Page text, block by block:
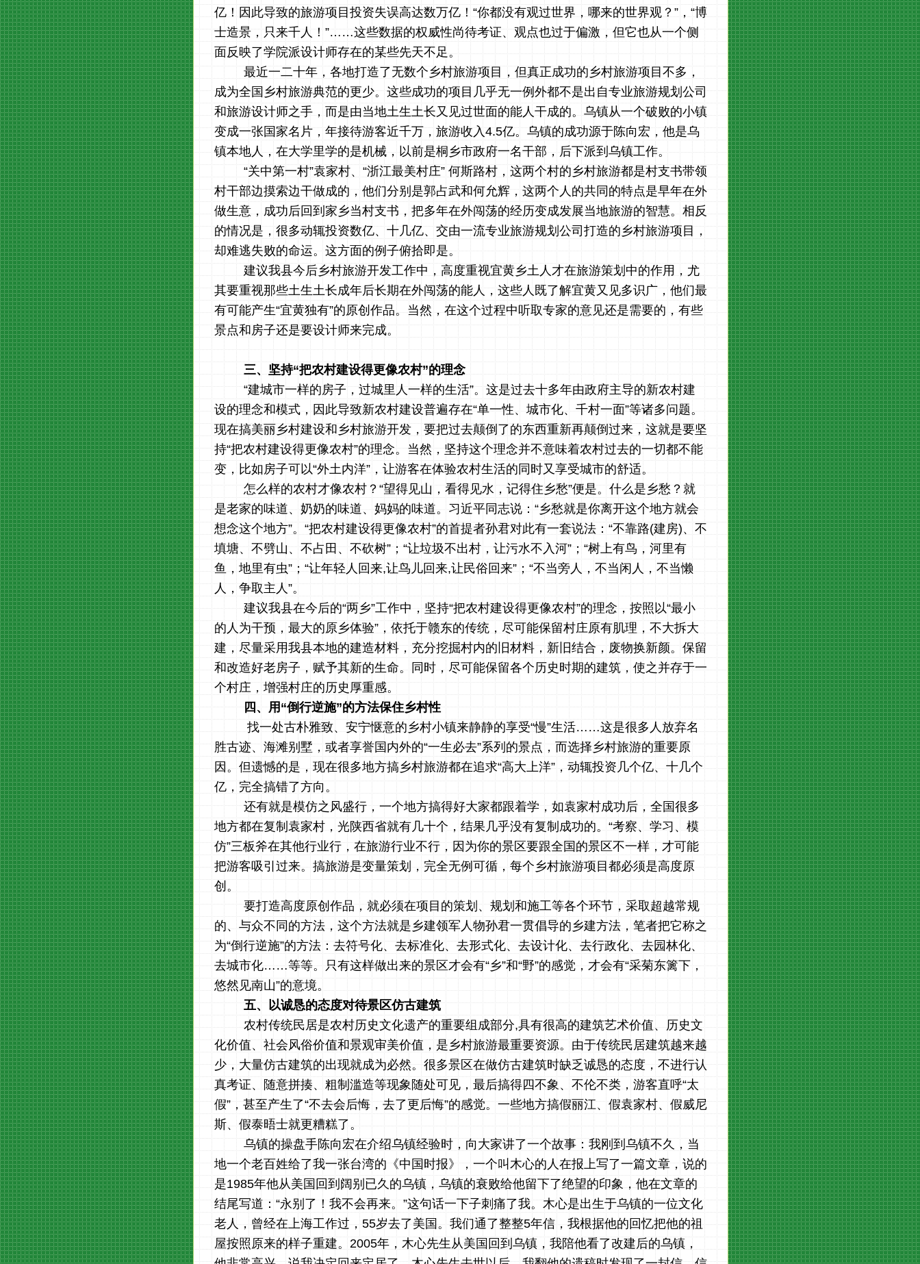
亿！因此导致的旅游项目投资失误高达数万亿！“你都没有观过世界，哪来的世界观？ ”，“博
士造景，只来千人！”……这些数据的权威性尚待考证、观点也过于偏激，但它也从一个侧
面反映了学院派设计师存在的某些先天不足。
最近一二十年，各地打造了无数个乡村旅游项目，但真正成功的乡村旅游项目不多，
成为全国乡村旅游典范的更少。这些成功的项目几乎无一例外都不是出自专业旅游规划公司
和旅游设计师之手，而是由当地土生土长又见过世面的能人干成的。乌镇从一个破败的小镇
变成一张国家名片，年接待游客近千万，旅游收入4.5亿。乌镇的成功源于陈向宏，他是乌
镇本地人，在大学里学的是机械，以前是桐乡市政府一名干部，后下派到乌镇工作。
“关中第一村”袁家村、“浙江最美村庄” 何斯路村，这两个村的乡村旅游都是村支书带领
村干部边摸索边干做成的，他们分别是郭占武和何允辉，这两个人的共同的特点是早年在外
做生意，成功后回到家乡当村支书，把多年在外闯荡的经历变成发展当地旅游的智慧。相反
的情况是，很多动辄投资数亿、十几亿、交由一流专业旅游规划公司打造的乡村旅游项目，
却难逃失败的命运。这方面的例子俯拾即是。
建议我县今后乡村旅游开发工作中，高度重视宜黄乡土人才在旅游策划中的作用，尤
其要重视那些土生土长成年后长期在外闯荡的能人，这些人既了解宜黄又见多识广，他们最
有可能产生“宜黄独有”的原创作品。当然，在这个过程中听取专家的意见还是需要的，有些
景点和房子还是要设计师来完成。
三、坚持“把农村建设得更像农村”的理念
“建城市一样的房子，过城里人一样的生活”。这是过去十多年由政府主导的新农村建
设的理念和模式，因此导致新农村建设普遍存在“单一性、城市化、千村一面”等诸多问题。
现在搞美丽乡村建设和乡村旅游开发，要把过去颠倒了的东西重新再颠倒过来，这就是要坚
持“把农村建设得更像农村”的理念。当然，坚持这个理念并不意味着农村过去的一切都不能
变，比如房子可以“外土内洋”，让游客在体验农村生活的同时又享受城市的舒适。
怎么样的农村才像农村？“望得见山，看得见水，记得住乡愁”便是。什么是乡愁？就
是老家的味道、奶奶的味道、妈妈的味道。习近平同志说：“乡愁就是你离开这个地方就会
想念这个地方”。“把农村建设得更像农村”的首提者孙君对此有一套说法：“不靠路(建房)、不
填塘、不劈山、不占田、不砍树”；“让垃圾不出村，让污水不入河”；“树上有鸟，河里有
鱼，地里有虫”；“让年轻人回来,让鸟儿回来,让民俗回来”；“不当旁人，不当闲人，不当懒
人，争取主人”。
建议我县在今后的“两乡”工作中，坚持“把农村建设得更像农村”的理念，按照以“最小
的人为干预，最大的原乡体验”，依托于赣东的传统，尽可能保留村庄原有肌理，不大拆大
建，尽量采用我县本地的建造材料，充分挖掘村内的旧材料，新旧结合，废物换新颜。保留
和改造好老房子，赋予其新的生命。同时，尽可能保留各个历史时期的建筑，使之并存于一
个村庄，增强村庄的历史厚重感。
四、用“倒行逆施”的方法保住乡村性
找一处古朴雅致、安宁惬意的乡村小镇来静静的享受“慢”生活……这是很多人放弃名
胜古迹、海滩别墅，或者享誉国内外的“一生必去”系列的景点，而选择乡村旅游的重要原
因。但遗憾的是，现在很多地方搞乡村旅游都在追求“高大上洋”，动辄投资几个亿、十几个
亿，完全搞错了方向。
还有就是模仿之风盛行，一个地方搞得好大家都跟着学，如袁家村成功后，全国很多
地方都在复制袁家村，光陕西省就有几十个，结果几乎没有复制成功的。“考察、学习、模
仿”三板斧在其他行业行，在旅游行业不行，因为你的景区要跟全国的景区不一样，才可能
把游客吸引过来。搞旅游是变量策划，完全无例可循，每个乡村旅游项目都必须是高度原
创。
要打造高度原创作品，就必须在项目的策划、规划和施工等各个环节，采取超越常规
的、与众不同的方法，这个方法就是乡建领军人物孙君一贯倡导的乡建方法，笔者把它称之
为“倒行逆施”的方法：去符号化、去标准化、去形式化、去设计化、去行政化、去园林化、
去城市化……等等。只有这样做出来的景区才会有“乡”和“野”的感觉，才会有“采菊东篱下，
悠然见南山”的意境。
五、以诚恳的态度对待景区仿古建筑
农村传统民居是农村历史文化遗产的重要组成部分,具有很高的建筑艺术价值、历史文
化价值、社会风俗价值和景观审美价值，是乡村旅游最重要资源。由于传统民居建筑越来越
少，大量仿古建筑的出现就成为必然。很多景区在做仿古建筑时缺乏诚恳的态度，不进行认
真考证、随意拼揍、粗制滥造等现象随处可见，最后搞得四不象、不伦不类，游客直呼“太
假”，甚至产生了“不去会后悔，去了更后悔”的感觉。一些地方搞假丽江、假袁家村、假威尼
斯、假泰晤士就更糟糕了。
乌镇的操盘手陈向宏在介绍乌镇经验时，向大家讲了一个故事： 我刚到乌镇不久，当
地一个老百姓给了我一张台湾的《中国时报》，一个叫木心的人在报上写了一篇文章，说的
是1985年他从美国回到阔别已久的乌镇，乌镇的衰败给他留下了绝望的印象，他在文章的
结尾写道：“永别了！我不会再来。”这句话一下子刺痛了我。木心是出生于乌镇的一位文化
老人，曾经在上海工作过，55岁去了美国。我们通了整整5年信，我根据他的回忆把他的祖
屋按照原来的样子重建。2005年，木心先生从美国回到乌镇，我陪他看了改建后的乌镇，